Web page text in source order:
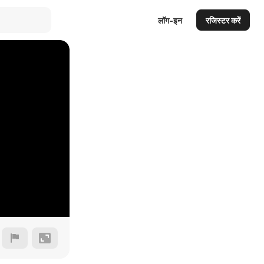
लॉग-इन रजिस्टर करें